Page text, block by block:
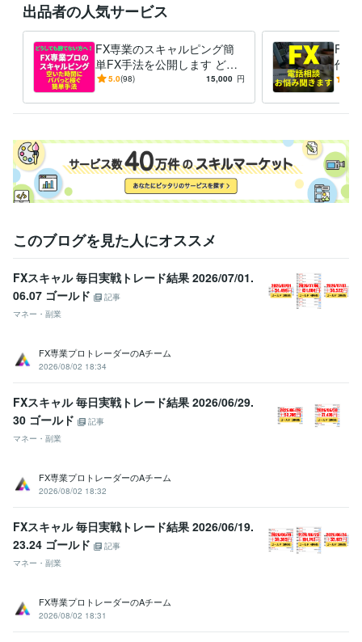
出品者の人気サービス
FX専業のスキャルピング簡
単FX手法を公開します どう
しても勝てない方へ！毎日実
5.0(98) 15,000 円
FX
作っ
相談
このブログを見た人にオススメ
FXスキャル 毎日実戦トレード結果 2026/07/01.
06.07 ゴールド
記事
マネー・副業
FX専業プロトレーダーのAチーム
2026/08/02 18:34
FXスキャル 毎日実戦トレード結果 2026/06/29.
30 ゴールド
記事
マネー・副業
FX専業プロトレーダーのAチーム
2026/08/02 18:32
FXスキャル 毎日実戦トレード結果 2026/06/19.
23.24 ゴールド
記事
マネー・副業
FX専業プロトレーダーのAチーム
2026/08/02 18:31